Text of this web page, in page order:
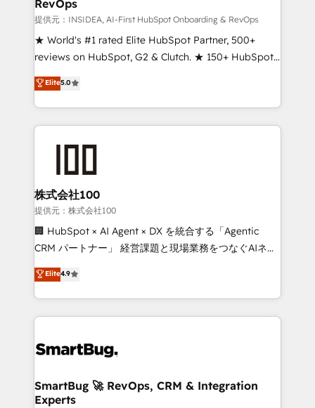
RevOps
提供元：INSIDEA, AI-First HubSpot Onboarding & RevOps
★ World's #1 rated Elite HubSpot Partner, 500+
reviews on HubSpot, G2 & Clutch. ★ 150+ HubSpot
Certified Experts & Trainers across the team ★
1,500+ implementations across five continents ★ AI-
First, RevOps-led, Onboarding obsessed ★
Company of the Year 2024/25 INSIDEA helps
and build AI-powered workflows that drive adoption
from week one, in your time zone. What we do ➤
Onboarding: Live in weeks, with workflows built
around your business, not a template. ➤ Migration:
Move from any legacy CRM. Zero downtime, full data
run your revenue process. Sales, marketing, and
service wired together. ➤ AI and Integrations: Layer
tune-ups, feature rollouts, adoption coaching. Buying
HubSpot, switching to it, or reviving a stale portal?
We are built for the work.
Elite5.0
株式会社100
提供元：株式会社100
🏢 HubSpot × AI Agent × DX を統合する「Agentic
CRM パートナー」 経営課題と現場業務をつなぐAIネイ
ティブ・エージェンシーとして、HubSpot Eliteの実装
力で顧客フロント業務を再設計します。 💡 100inc は何
をする会社か？ HubSpotを共通基盤に、AIエージェン
トを組み込んだ顧客フロント業務（マーケティング・営
ィブ・エージェンシーです。事業部・グループ会社・部
を、CRMを軸とした全社共通基盤に再構築します。意
思決定者・PMO・現場担当者に並走します。 1️⃣
Elite4.9
SmartBug 🚀 RevOps, CRM & Integration
Experts